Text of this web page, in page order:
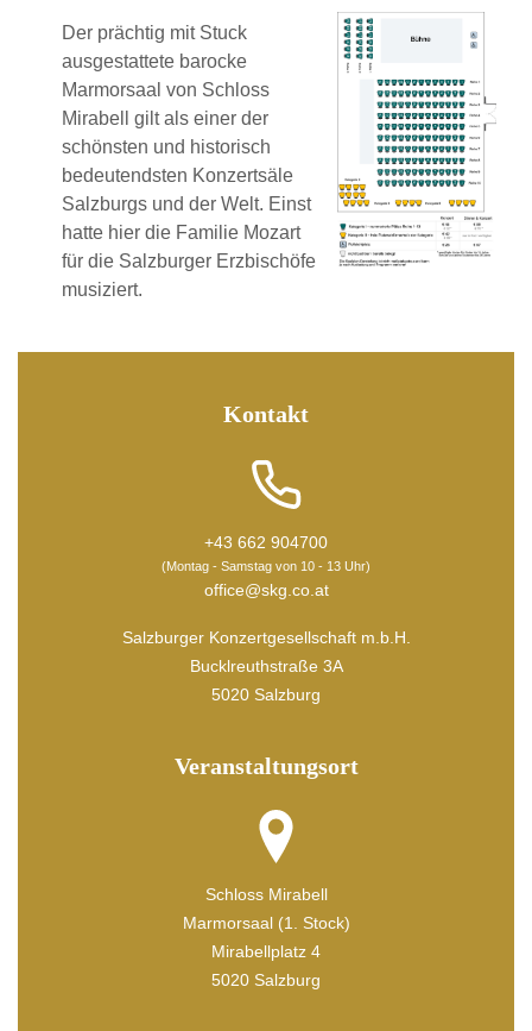
Der prächtig mit Stuck
ausgestattete barocke
Marmorsaal von Schloss
Mirabell gilt als einer der
schönsten und historisch
bedeutendsten Konzertsäle
Salzburgs und der Welt. Einst
hatte hier die Familie Mozart
für die Salzburger Erzbischöfe
musiziert.
Kontakt
+43 662 904700
(Montag - Samstag von 10 - 13 Uhr)
office@skg.co.at
Salzburger Konzertgesellschaft m.b.H.
Bucklreuthstraße 3A
5020 Salzburg
Veranstaltungsort
Schloss Mirabell
Marmorsaal (1. Stock)
Mirabellplatz 4
5020 Salzburg